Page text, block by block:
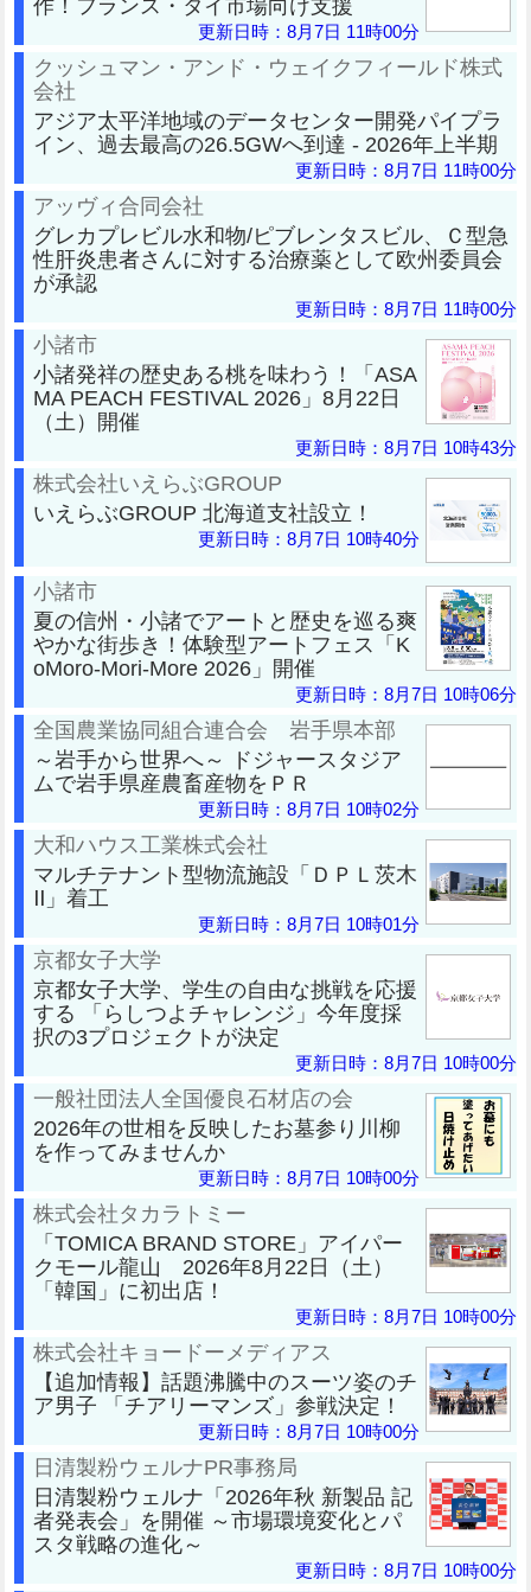
更新日時：8月7日 11時00分
クッシュマン・アンド・ウェイクフィールド株式
会社
アジア太平洋地域のデータセンター開発パイプラ
イン、過去最高の26.5GWへ到達 - 2026年上半期
更新日時：8月7日 11時00分
アッヴィ合同会社
グレカプレビル水和物/ピブレンタスビル、Ｃ型急
性肝炎患者さんに対する治療薬として欧州委員会
が承認
更新日時：8月7日 11時00分
小諸市
小諸発祥の歴史ある桃を味わう！「ASA
MA PEACH FESTIVAL 2026」8月22日
（土）開催
更新日時：8月7日 10時43分
株式会社いえらぶGROUP
いえらぶGROUP 北海道支社設立！
更新日時：8月7日 10時40分
小諸市
夏の信州・小諸でアートと歴史を巡る爽
やかな街歩き！体験型アートフェス「K
oMoro-Mori-More 2026」開催
更新日時：8月7日 10時06分
全国農業協同組合連合会 岩手県本部
～岩手から世界へ～ ドジャースタジア
ムで岩手県産農畜産物をＰＲ
更新日時：8月7日 10時02分
大和ハウス工業株式会社
マルチテナント型物流施設「ＤＰＬ茨木
Ⅱ」着工
更新日時：8月7日 10時01分
京都女子大学
京都女子大学、学生の自由な挑戦を応援
する 「らしつよチャレンジ」今年度採
択の3プロジェクトが決定
更新日時：8月7日 10時00分
一般社団法人全国優良石材店の会
2026年の世相を反映したお墓参り川柳
を作ってみませんか
更新日時：8月7日 10時00分
株式会社タカラトミー
「TOMICA BRAND STORE」アイパー
クモール龍山 2026年8月22日（土）
「韓国」に初出店！
更新日時：8月7日 10時00分
株式会社キョードーメディアス
【追加情報】話題沸騰中のスーツ姿のチ
ア男子 「チアリーマンズ」参戦決定！
更新日時：8月7日 10時00分
日清製粉ウェルナPR事務局
日清製粉ウェルナ「2026年秋 新製品 記
者発表会」を開催 ～市場環境変化とパ
スタ戦略の進化～
更新日時：8月7日 10時00分